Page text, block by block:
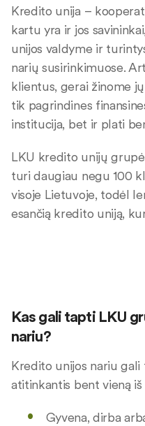
Kredito unija –
kartu yra ir jos
unijos valdyme ir
narių susirinkimuose.
klientus, gerai žinome
tik pagrindines
institucija, bet ir plati
LKU kredito unijų
turi daugiau negu 100
visoje Lietuvoje, todėl
esančią kredito uniją,
Kas gali tapti LKU
nariu?
Kredito unijos nariu
atitinkantis bent vieną
Gyvena, dirba